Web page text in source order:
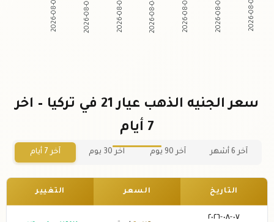
2026-08-07 2026-08-06 2026-08-05 2026-08-04 2026-08-03 2026-08-02 2026-08-01
سعر الجنيه الذهب عيار 21 في تركيا – اخر
7 أيام
آخر 6 أشهر آخر 90 يوم آخر 30 يوم آخر 7 أيام
التاريخ السعر التغيير
٠٧-٠٨-٢٠٢٦